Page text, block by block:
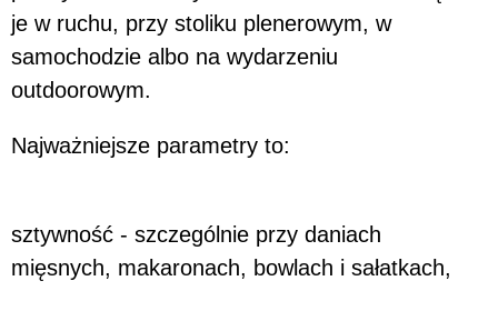
je w ruchu, przy stoliku plenerowym, w
samochodzie albo na wydarzeniu
outdoorowym.
Najważniejsze parametry to:
sztywność - szczególnie przy daniach
mięsnych, makaronach, bowlach i sałatkach,